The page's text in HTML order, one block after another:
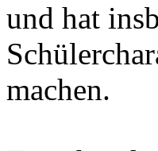
und hat
machen.